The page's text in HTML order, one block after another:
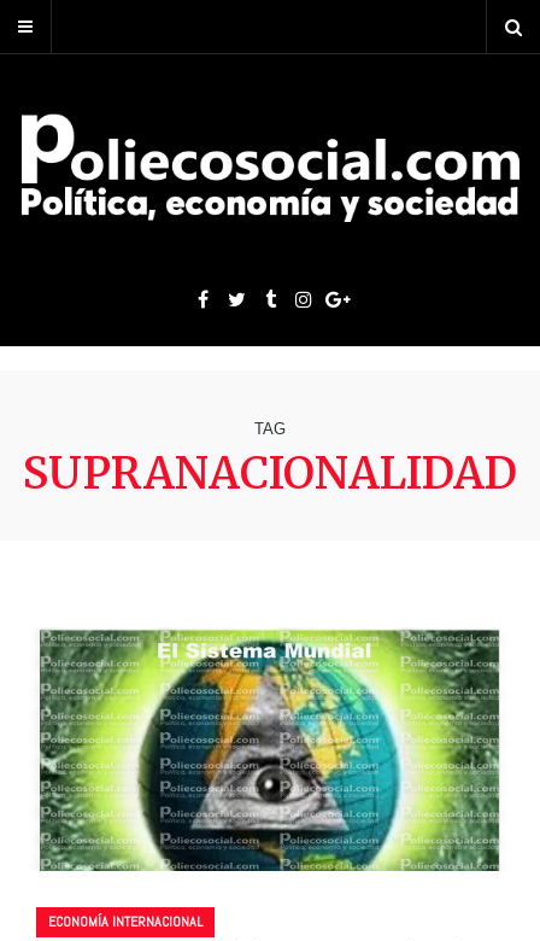
TAG
SUPRANACIONALIDAD
ECONOMÍA INTERNACIONAL